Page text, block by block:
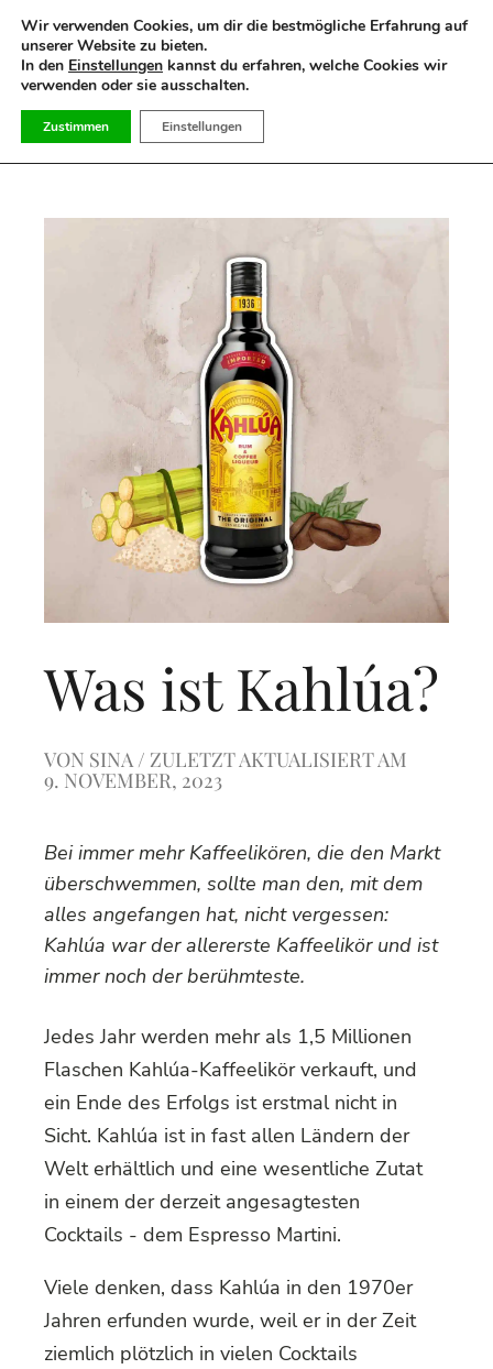
Suchen
nach:
Was ist Kahlúa?
VON SINA/ ZULETZT AKTUALISIERT AM
9. NOVEMBER, 2023
Bei immer mehr Kaffeelikören, die den Markt
überschwemmen, sollte man den, mit dem
alles angefangen hat, nicht vergessen:
Kahlúa war der allererste Kaffeelikör und ist
immer noch der berühmteste.
Jedes Jahr werden mehr als 1,5 Millionen
Flaschen Kahlúa-Kaffeelikör verkauft, und
ein Ende des Erfolgs ist erstmal nicht in
Sicht. Kahlúa ist in fast allen Ländern der
Welt erhältlich und eine wesentliche Zutat
in einem der derzeit angesagtesten
Cocktails - dem Espresso Martini.
Viele denken, dass Kahlúa in den 1970er
Jahren erfunden wurde, weil er in der Zeit
ziemlich plötzlich in vielen Cocktails
Wir verwenden Cookies, um dir die bestmögliche Erfahrung auf
unserer Website zu bieten.
In den Einstellungen kannst du erfahren, welche Cookies wir
verwenden oder sie ausschalten.
Zustimmen Einstellungen